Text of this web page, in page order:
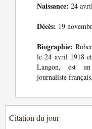
Naissance: 24
Décès: 19
Biographie:
le 24 avril 1918
Langon, est
journaliste français.
Citation du jour